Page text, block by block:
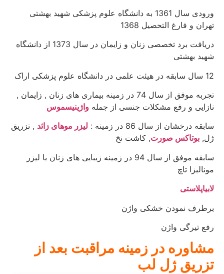
ورودی سال 1361 به دانشگاه علوم پزشکی شهید بهشتی
تهران و فارغ التحصیل 1368
دریافت برد تخصصی زنان و زایمان در سال 1373 از دانشگاه
شهید بهشتی
12 سال سابقه در هیئت علمی در دانشگاه علوم پزشکی اراک
تجربه موفق از سال 74 در زمینه بیماری های زنان , زایمان ,
نازایی و رفع مشکلات جنسی از جمله واژینیسموس
سابقه درخشان از سال 86 در زمینه :
لیزر موهای زائد , تزریق
ژل, بوتاکس صورت, کاشت نخ
سابقه موفق از سال 94 در زمینه زیبایی های زنان با لیزر
مونالیزا تاچ
لابیاپلاستی
برطرف نمودن خشکی واژن
رفع تیرگی واژن
مشاوره در زمینه مراقبت بعد از
تزریق ژل لب